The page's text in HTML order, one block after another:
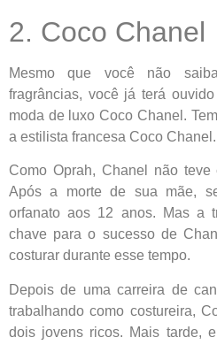
2. Coco Chanel
Mesmo que você não
fragrâncias, você já terá
moda de luxo Coco Chanel.
a estilista francesa Coco Chanel.
Como Oprah, Chanel não
Após a morte de sua mãe,
orfanato aos 12 anos. Mas a
chave para o sucesso de
costurar durante esse tempo.
Depois de uma carreira de
trabalhando como costureira,
dois jovens ricos. Mais tarde,